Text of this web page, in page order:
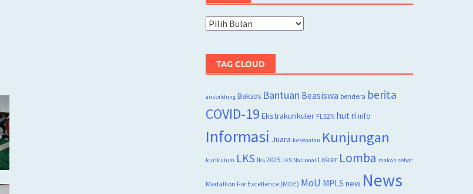
Arsip
TAG CLOUD
ausbildung Baksos Bantuan Beasiswa bendera berita
COVID-19 Ekstrakurikuler FLS2N hut ri info
Informasi Juara kesehatan Kunjungan
kurikulum LKS lks 2025 LKS Nasional Loker Lomba makan sehat
Medallion For Excellence (MOE) MoU MPLS new News